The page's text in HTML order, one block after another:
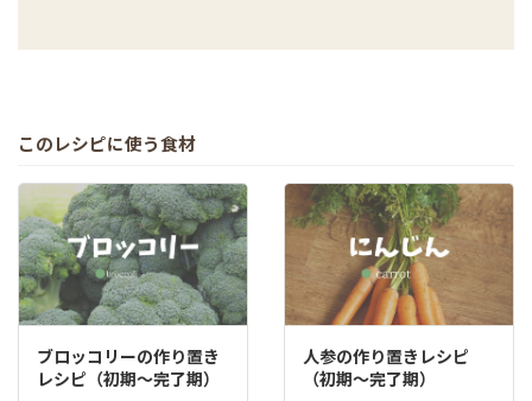
このレシピに使う食材
ブロッコリーの作り置き
レシピ（初期～完了期）
人参の作り置きレシピ
（初期～完了期）